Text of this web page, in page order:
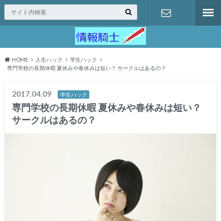
HOME 人生ハック
学生ハック
専門学校の長期休暇 夏休みや春休みは短い？ サークルはあるの？
2017.04.09 学生ハック
専門学校の長期休暇 夏休みや春休みは短い？
サークルはあるの？